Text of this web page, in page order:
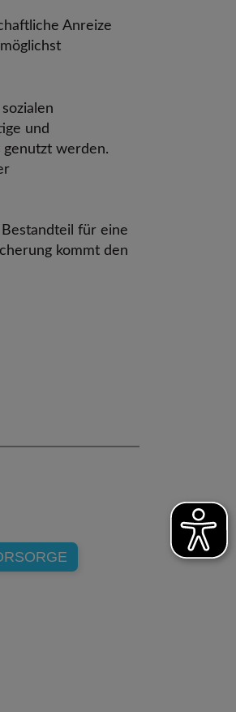
Anreize
und
genutzt werden.
für eine
kommt den